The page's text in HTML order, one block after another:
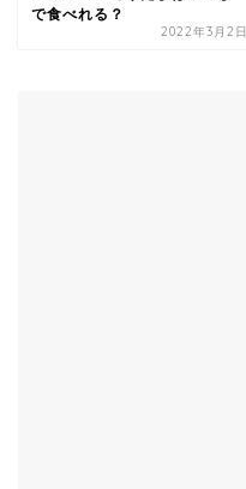
で食べれる？
2022年3月2日